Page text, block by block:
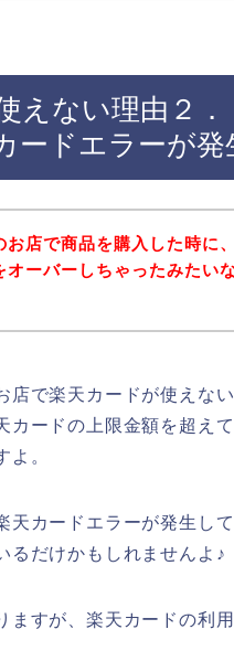
えない理由２．
ドエラーが発
店で商品を購入した時に
ーバーしちゃったみたい
で楽天カードが使えな
ードの上限金額を超え
。
カードエラーが発生し
るだけかもしれませんよ♪
ますが、楽天カードの利